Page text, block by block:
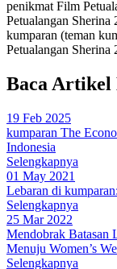
penikmat Film
Petualangan Sherina
kumparan (teman
Petualangan
Baca Artikel
19 Feb 2025
kumparan The
Indonesia
Selengkapnya
01 May 2021
Lebaran di
Selengkapnya
25 Mar 2022
Mendobrak Batasan
Menuju Women’s
Selengkapnya